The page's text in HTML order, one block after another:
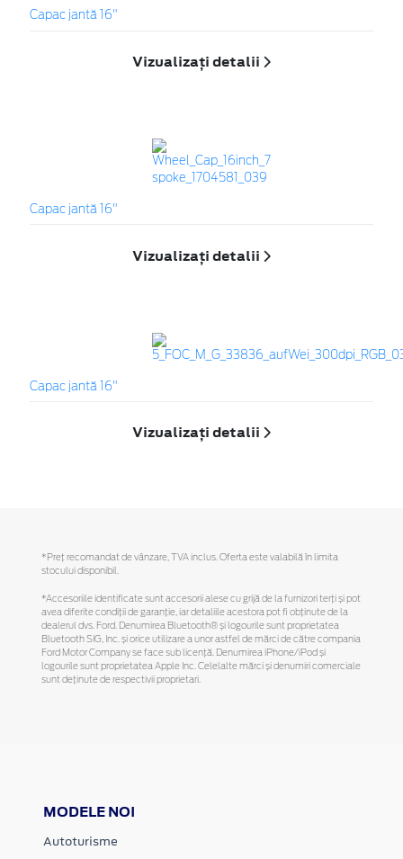
Capac jantă 16"
Vizualizați detalii
Capac jantă 16"
Vizualizați detalii
Capac jantă 16"
Vizualizați detalii
*Preţ recomandat de vânzare, TVA inclus. Oferta este valabilă în limita
stocului disponibil.
*Accesoriile identificate sunt accesorii alese cu grijă de la furnizori terți și pot
avea diferite condiții de garanție, iar detaliile acestora pot fi obținute de la
dealerul dvs. Ford. Denumirea Bluetooth® și logourile sunt proprietatea
Bluetooth SIG, Inc. și orice utilizare a unor astfel de mărci de către compania
Ford Motor Company se face sub licență. Denumirea iPhone/iPod și
logourile sunt proprietatea Apple Inc. Celelalte mărci și denumiri comerciale
sunt deținute de respectivii proprietari.
MODELE NOI
Autoturisme